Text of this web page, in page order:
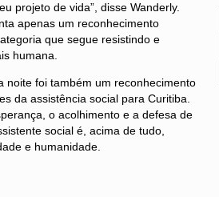
projeto de vida”, disse Wanderly.
apenas um reconhecimento
que segue resistindo e
humana.
noite foi também um reconhecimento
da assistência social para Curitiba.
o acolhimento e a defesa de
social é, acima de tudo,
e humanidade.